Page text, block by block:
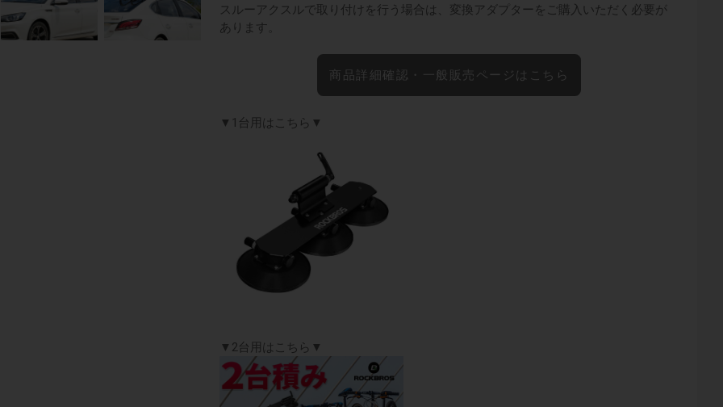
スルーアクスルで取り付けを行う場合は、変換アダプターをご購入いただく必要が
あります。
商品詳細確認・一般販売ページはこちら
▼1台用はこちら▼
▼2台用はこちら▼